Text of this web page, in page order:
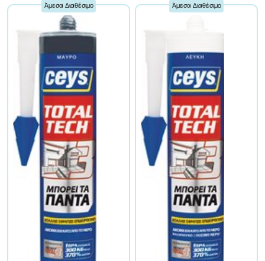
Άμεσα Διαθέσιμο Άμεσα Διαθέσιμο